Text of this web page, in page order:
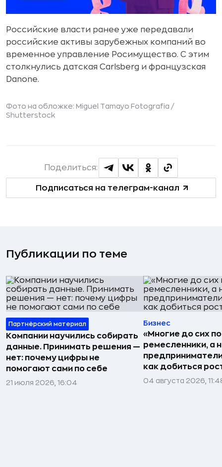
Российские власти ранее уже передавали
российские активы зарубежных компаний во
временное управление Росимущество. С этим
столкнулись датская Carlsberg и французская
Danone.
Фото на обложке: Miguel Tamayo Fotografia /
Shutterstock
Подписаться на телеграм-канал
Поделиться:
Публикации по теме
Партнёрский материал
Компании научились собирать
данные. Принимать решения —
нет: почему цифры не
помогают сами по себе
21 июля 2026, 16:04
Бизнес
«Многие до сих
ремесленники, а
как добиться
04 августа 2026,